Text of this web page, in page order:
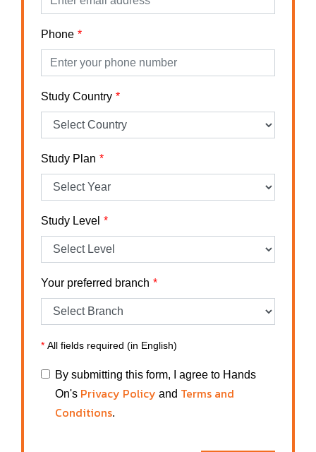
Phone
Study Country
Study Plan
Study Level
Your preferred branch
* All fields required (in English)
By submitting this form, I agree to Hands
On's Privacy Policy and Terms and
Conditions.